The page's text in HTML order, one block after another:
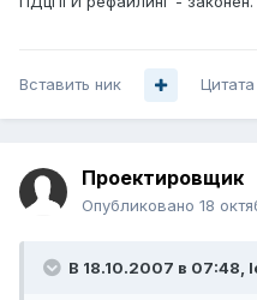
Вставить ник Цитата
Проектировщик
Опубликовано 18
В 18.10.2007 в 07:48,